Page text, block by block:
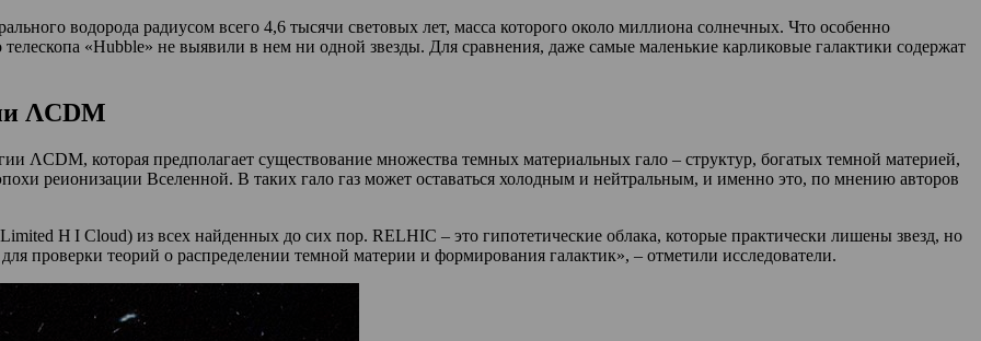
водорода радиусом всего 4,6 тысячи световых лет, масса которого около миллиона солнечных. Что особенно
«Hubble» не выявили в нем ни одной звезды. Для сравнения, даже самые маленькие карликовые галактики содержат
ΛCDM
ΛCDM, которая предполагает существование множества темных материальных гало – структур, богатых темной материей,
реионизации Вселенной. В таких гало газ может оставаться холодным и нейтральным, и именно это, по мнению авторов
H I Cloud) из всех найденных до сих пор. RELHIC – это гипотетические облака, которые практически лишены звезд, но
проверки теорий о распределении темной материи и формирования галактик», – отметили исследователи.